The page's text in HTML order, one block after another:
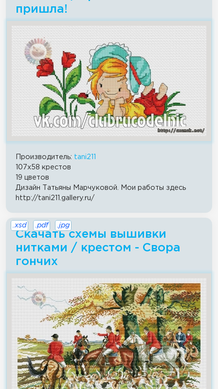
пришла!
Производитель: tani211
107x58 крестов
19 цветов
Дизайн Татьяны Марчуковой. Мои работы здесь
http://tani211.gallery.ru/
Скачать схемы вышивки
нитками / крестом - Свора
гончих
.xsd .pdf .jpg